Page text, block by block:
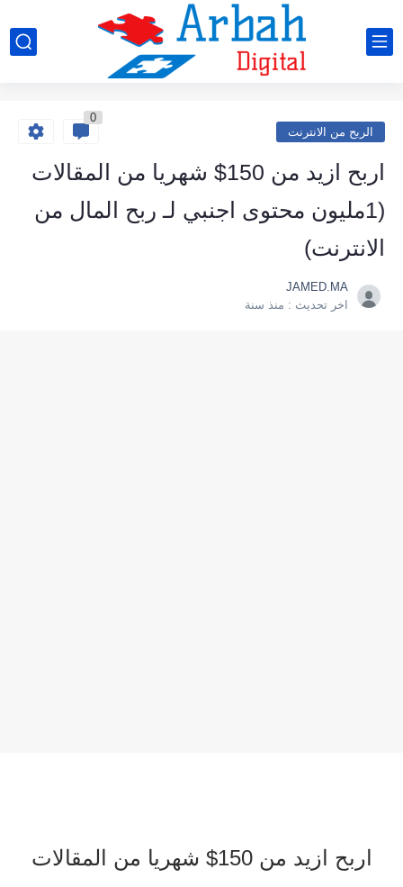
الربح من الانترنت
0
اربح ازيد من 150$ شهريا من المقالات
(1مليون محتوى اجنبي لـ ربح المال من
الانترنت)
JAMED.MA
اخر تحديث : منذ سنة
اربح ازيد من 150$ شهريا من المقالات